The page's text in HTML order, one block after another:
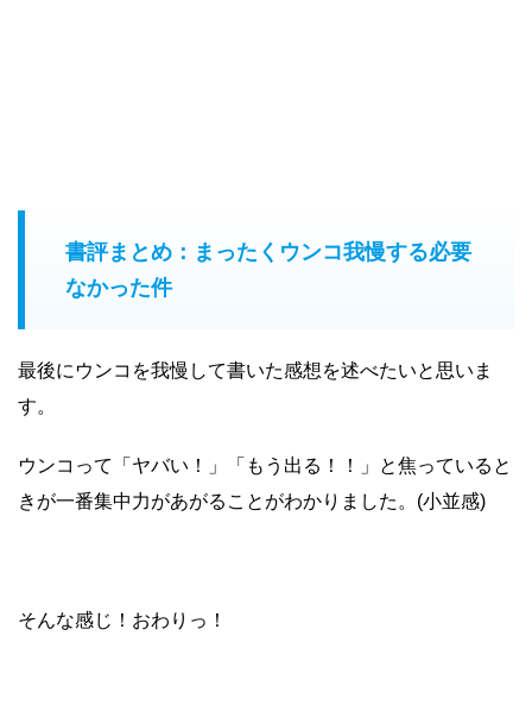
書評まとめ：まったくウンコ我慢する必要
なかった件
最後にウンコを我慢して書いた感想を述べたいと思いま
す。
ウンコって「ヤバい！」「もう出る！！」と焦っていると
きが一番集中力があがることがわかりました。(小並感)
そんな感じ！おわりっ！